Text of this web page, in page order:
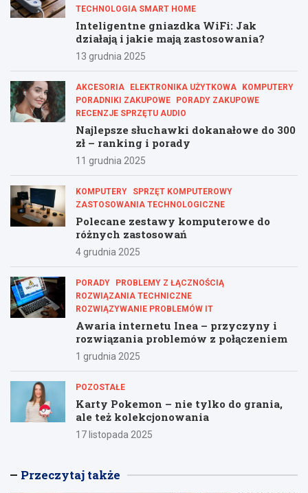
TECHNOLOGIA SMART HOME
Inteligentne gniazdka WiFi: Jak
działają i jakie mają zastosowania?
13 grudnia 2025
AKCESORIA ELEKTRONIKA UŻYTKOWA
KOMPUTERY
PORADNIKI ZAKUPOWE
PORADY ZAKUPOWE
RECENZJE SPRZĘTU AUDIO
Najlepsze słuchawki dokanałowe do 300
zł – ranking i porady
11 grudnia 2025
KOMPUTERY
SPRZĘT KOMPUTEROWY
ZASTOSOWANIA TECHNOLOGICZNE
Polecane zestawy komputerowe do
różnych zastosowań
4 grudnia 2025
PORADY
PROBLEMY Z ŁĄCZNOŚCIĄ
ROZWIĄZANIA TECHNICZNE
ROZWIĄZYWANIE PROBLEMÓW IT
Awaria internetu Inea – przyczyny i
rozwiązania problemów z połączeniem
1 grudnia 2025
POZOSTAŁE
Karty Pokemon – nie tylko do grania,
ale też kolekcjonowania
17 listopada 2025
Przeczytaj także